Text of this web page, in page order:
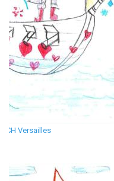
CH Versailles